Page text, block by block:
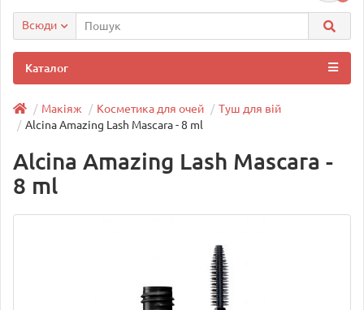
Всюди
Каталог
Макіяж Косметика для очей
Туш для вій
Alcina Amazing Lash Mascara - 8 ml
Alcina Amazing Lash Mascara -
8 ml